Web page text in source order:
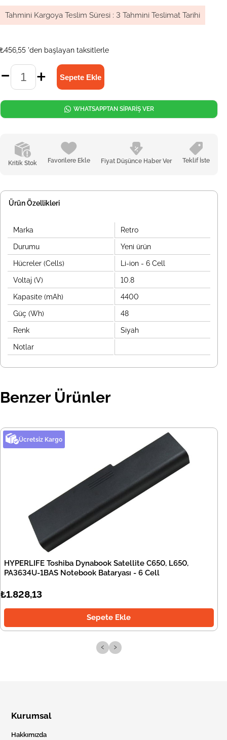
Tahmini Kargoya Teslim Süresi : 3 Tahmini Teslimat Tarihi
₺456,55 'den başlayan taksitlerle
Kritik Stok Favorilere Ekle Fiyat Düşünce Haber Ver Teklif İste
WHATSAPPTAN SİPARİŞ VER
Ürün Özellikleri
Marka Retro
Durumu Yeni ürün
Hücreler (Cells) Li-ion - 6 Cell
Voltaj (V) 10.8
Kapasite (mAh) 4400
Güç (Wh) 48
Renk Siyah
Notlar
Benzer Ürünler
Ücretsiz Kargo
HYPERLIFE Toshiba Dynabook Satellite C650, L650,
PA3634U-1BAS Notebook Bataryası - 6 Cell
₺1.828,13
Sepete Ekle
‹ ›
Kurumsal
Hakkımızda